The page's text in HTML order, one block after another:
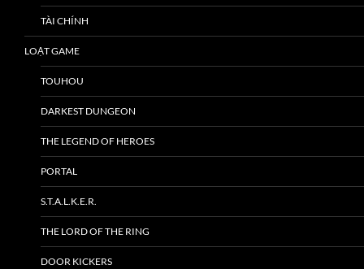
TÀI CHÍNH
LOẠT GAME
TOUHOU
DARKEST DUNGEON
THE LEGEND OF HEROES
PORTAL
S.T.A.L.K.E.R.
THE LORD OF THE RING
DOOR KICKERS